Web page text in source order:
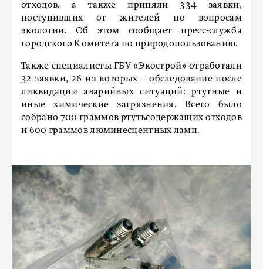
отходов, а также приняли 334 заявки,
поступивших от жителей по вопросам
экологии. Об этом сообщает пресс-служба
городского Комитета по природопользованию.
Также специалисты ГБУ «Экострой» отработали
32 заявки, 26 из которых – обследование после
ликвидации аварийных ситуаций: ртутные и
иные химические загрязнения. Всего было
собрано 700 граммов ртутьсодержащих отходов
и 600 граммов люминесцентных ламп.